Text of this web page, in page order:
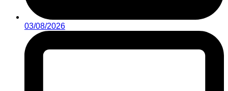
03/08/2026